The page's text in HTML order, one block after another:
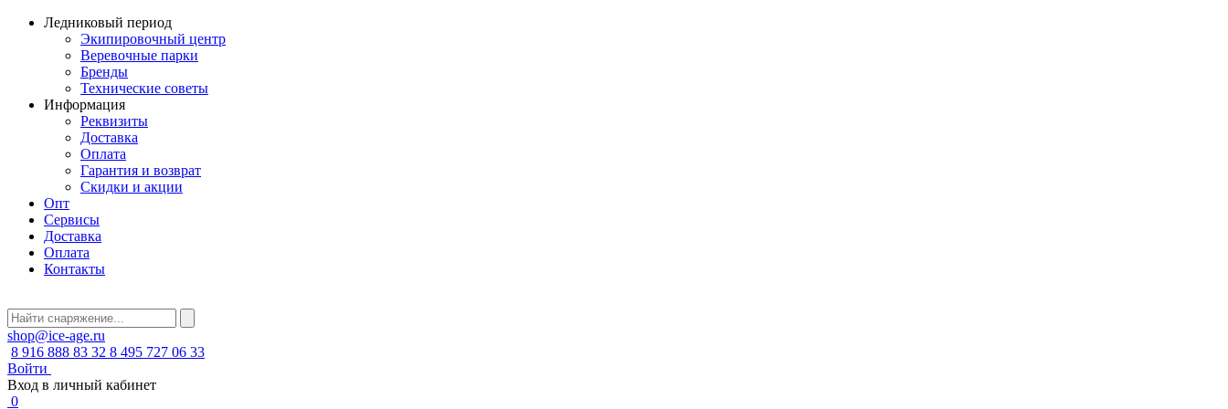
Ледниковый период
Экипировочный центр
Веревочные парки
Бренды
Технические советы
Информация
Реквизиты
Доставка
Оплата
Гарантия и возврат
Скидки и акции
Опт
Сервисы
Доставка
Оплата
Контакты
shop@ice-age.ru
8 916 888 83 32 8 495 727 06 33
Войти
Вход в личный кабинет
0